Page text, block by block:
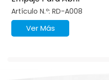
Puertas Con Liberación
Por Empuje
Artículo N.º: RD-A008
Ver Más